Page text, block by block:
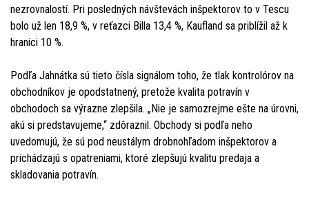
nezrovnalostí. Pri posledných návštevách inšpektorov to v Tescu
bolo už len 18,9 %, v reťazci Billa 13,4 %, Kaufland sa priblížil až k
hranici 10 %.
Podľa Jahnátka sú tieto čísla signálom toho, že tlak kontrolórov na
obchodníkov je opodstatnený, pretože kvalita potravín v
obchodoch sa výrazne zlepšila. „Nie je samozrejme ešte na úrovni,
akú si predstavujeme,“ zdôraznil. Obchody si podľa neho
uvedomujú, že sú pod neustálym drobnohľadom inšpektorov a
prichádzajú s opatreniami, ktoré zlepšujú kvalitu predaja a
skladovania potravín.